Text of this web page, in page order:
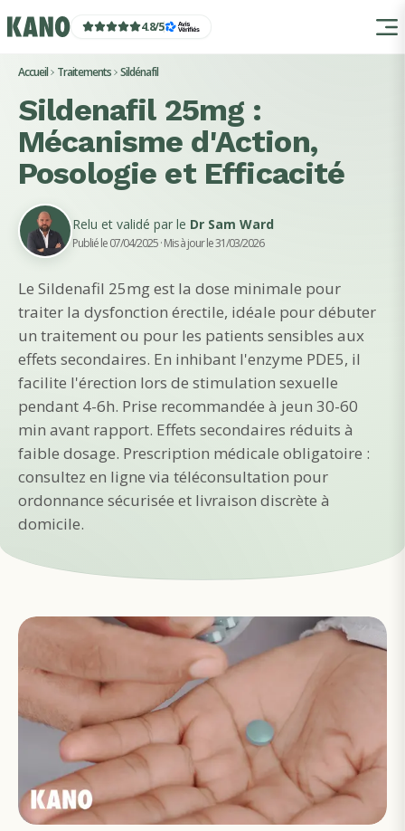
4.8/5
Accueil Traitements Sildénafil
Sildenafil 25mg :
Mécanisme d'Action,
Posologie et Efficacité
Relu et validé par le Dr Sam Ward
Publié le 07/04/2025· Mis à jour le 31/03/2026
Le Sildenafil 25mg est la dose minimale pour
traiter la dysfonction érectile, idéale pour débuter
un traitement ou pour les patients sensibles aux
effets secondaires. En inhibant l'enzyme PDE5, il
facilite l'érection lors de stimulation sexuelle
pendant 4-6h. Prise recommandée à jeun 30-60
min avant rapport. Effets secondaires réduits à
faible dosage. Prescription médicale obligatoire :
consultez en ligne via téléconsultation pour
ordonnance sécurisée et livraison discrète à
domicile.